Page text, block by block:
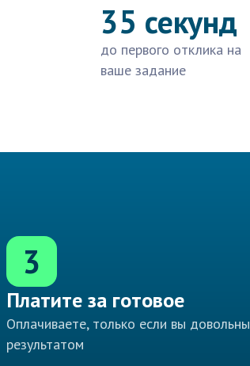
35 секунд
до первого отклика на
ваше задание
3
Платите за готовое
Оплачиваете, только если вы довольны
результатом